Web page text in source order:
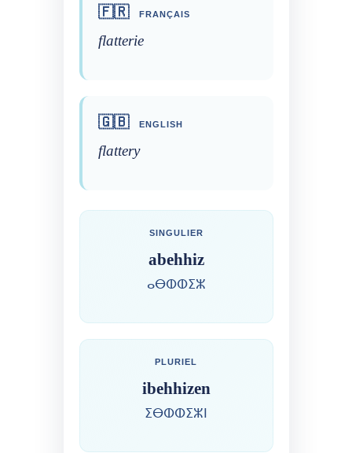
🇫🇷 FRANÇAIS
flatterie
🇬🇧 ENGLISH
flattery
SINGULIER
abehhiz
ⴰⴱⵀⵀⵉⵣ
PLURIEL
ibehhizen
ⵉⴱⵀⵀⵉⵣⵏ